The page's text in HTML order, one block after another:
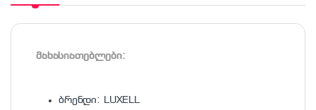
მახასიათებლები:
ბრენდი: LUXELL